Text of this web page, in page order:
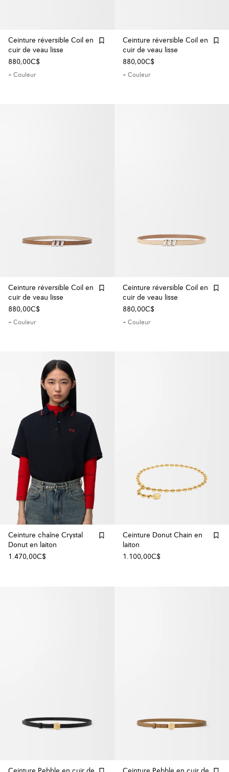
Ceinture réversible Coil en
cuir de veau lisse
880,00C$
+ Couleur
Ceinture réversible Coil en
cuir de veau lisse
880,00C$
+ Couleur
Ceinture réversible Coil en
cuir de veau lisse
880,00C$
+ Couleur
Ceinture réversible Coil en
cuir de veau lisse
880,00C$
+ Couleur
Ceinture chaîne Crystal
Donut en laiton
1.470,00C$
Ceinture Donut Chain en
laiton
1.100,00C$